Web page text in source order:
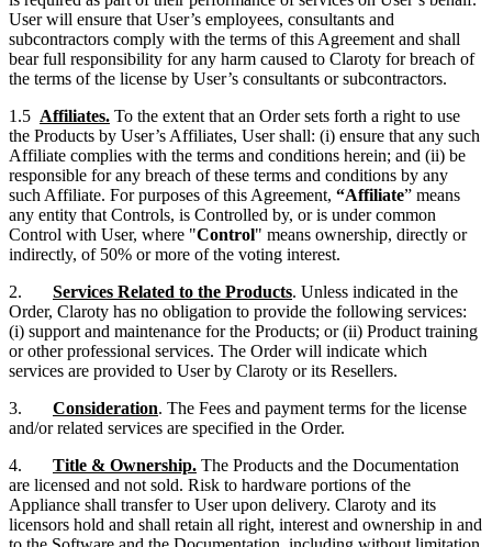
User will ensure that User’s employees, consultants and
subcontractors comply with the terms of this Agreement and shall
bear full responsibility for any harm caused to Claroty for breach of
the terms of the license by User’s consultants or subcontractors.
1.5 Affiliates. To the extent that an Order sets forth a right to use
the Products by User’s Affiliates, User shall: (i) ensure that any such
Affiliate complies with the terms and conditions herein; and (ii) be
responsible for any breach of these terms and conditions by any
such Affiliate. For purposes of this Agreement, “Affiliate” means
any entity that Controls, is Controlled by, or is under common
Control with User, where "Control" means ownership, directly or
indirectly, of 50% or more of the voting interest.
2. Services Related to the Products. Unless indicated in the
Order, Claroty has no obligation to provide the following services:
(i) support and maintenance for the Products; or (ii) Product training
or other professional services. The Order will indicate which
services are provided to User by Claroty or its Resellers.
3. Consideration. The Fees and payment terms for the license
and/or related services are specified in the Order.
4. Title & Ownership. The Products and the Documentation
are licensed and not sold. Risk to hardware portions of the
Appliance shall transfer to User upon delivery. Claroty and its
licensors hold and shall retain all right, interest and ownership in and